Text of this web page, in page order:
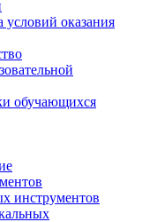
условий оказания
обучающихся
инструментов